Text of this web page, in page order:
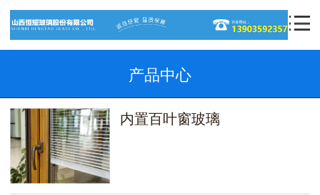
产品中心
内置百叶窗玻璃